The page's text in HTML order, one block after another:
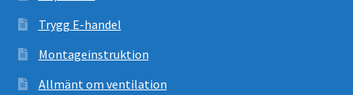
Trygg E-handel
Montageinstruktion
Allmänt om ventilation